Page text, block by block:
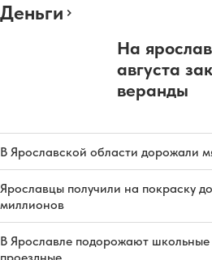
Деньги
На
августа
веранды
В Ярославской области дорожали
Ярославцы получили на покраску
миллионов
В Ярославле подорожают школьные